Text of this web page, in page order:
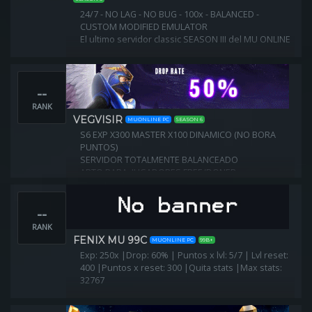
24/7 - NO LAG - NO BUG - 100x - BALANCED -
CUSTOM MODIFIED EMULATOR
El ultimo servidor classic SEASON III del MU ONLINE
--
RANK
VEGVISIR MUONLINE PC SEASON 6
S6 EXP X300 MASTER X100 DINAMICO (NO BORA
PUNTOS)
SERVIDOR TOTALMENTE BALANCEADO
APTO PARA: JUGADORES FREE/DONER
--
RANK
FENIX MU 99C MUONLINE PC 99B+
Exp: 250x |Drop: 60% | Puntos x lvl: 5/7 | Lvl reset:
400 |Puntos x reset: 300 |Quita stats |Max stats:
32767